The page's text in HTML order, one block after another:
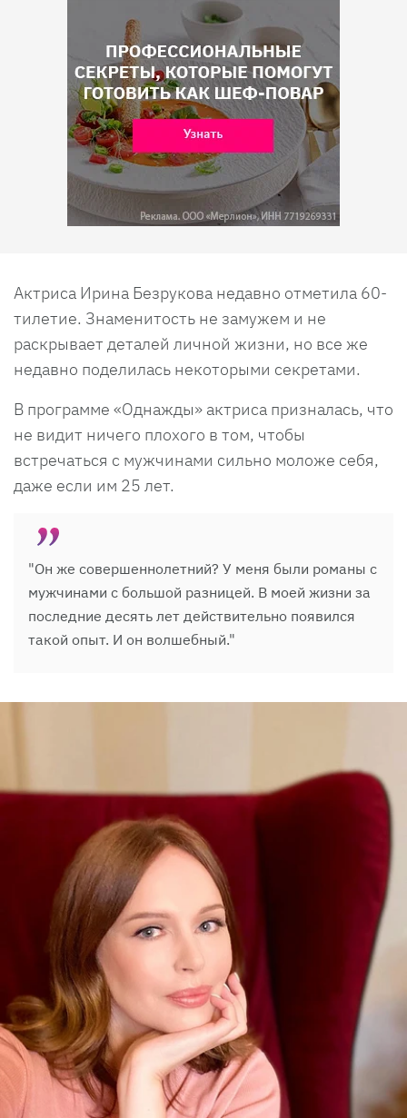
Актриса Ирина Безрукова недавно отметила 60-
тилетие. Знаменитость не замужем и не
раскрывает деталей личной жизни, но все же
недавно поделилась некоторыми секретами.
В программе «Однажды» актриса призналась, что
не видит ничего плохого в том, чтобы
встречаться с мужчинами сильно моложе себя,
даже если им 25 лет.
"Он же совершеннолетний? У меня были романы с
мужчинами с большой разницей. В моей жизни за
последние десять лет действительно появился
такой опыт. И он волшебный."